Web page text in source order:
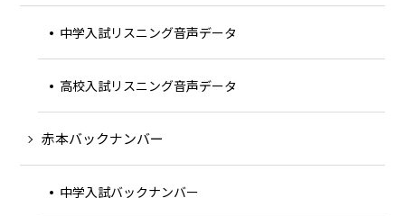
中学入試リスニング音声データ
高校入試リスニング音声データ
赤本バックナンバー
中学入試バックナンバー